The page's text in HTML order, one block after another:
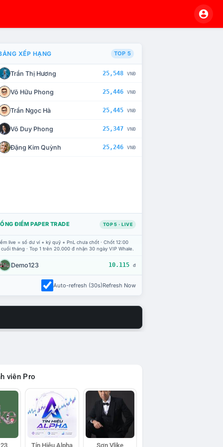
CHẾ TÀI XỬ LÝ VI PHẠM
XẾP HẠNG TOP 5
Trần Thị Hương 25,548 VNĐ
Võ Hữu Phong 25,446 VNĐ
Trần Ngọc Hà 25,445 VNĐ
Võ Duy Phong 25,347 VNĐ
Đặng Kim Quỳnh 25,246 VNĐ
ĐIỂM PAPER TRADE TOP 5 · LIVE
live = số dư ví + ký quỹ + PnL chưa chốt · Chốt 12:00
tháng · Top 1 trên 20.000 đ nhận 30 ngày VIP Whale.
Demo123 10.115 đ
Auto-refresh (30s)Refresh Now
viên Pro
Tín Hiệu Alpha Sơn Vlike